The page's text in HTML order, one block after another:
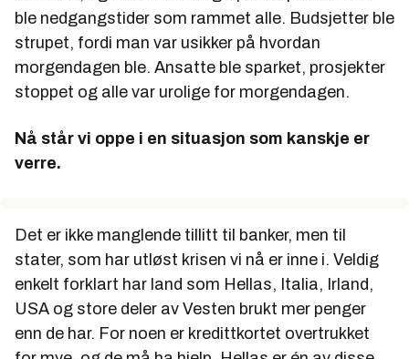
ble nedgangstider som rammet alle. Budsjetter ble
strupet, fordi man var usikker på hvordan
morgendagen ble. Ansatte ble sparket, prosjekter
stoppet og alle var urolige for morgendagen.
Nå står vi oppe i en situasjon som kanskje er
verre.
Det er ikke manglende tillitt til banker, men til
stater, som har utløst krisen vi nå er inne i. Veldig
enkelt forklart har land som Hellas, Italia, Irland,
USA og store deler av Vesten brukt mer penger
enn de har. For noen er kredittkortet overtrukket